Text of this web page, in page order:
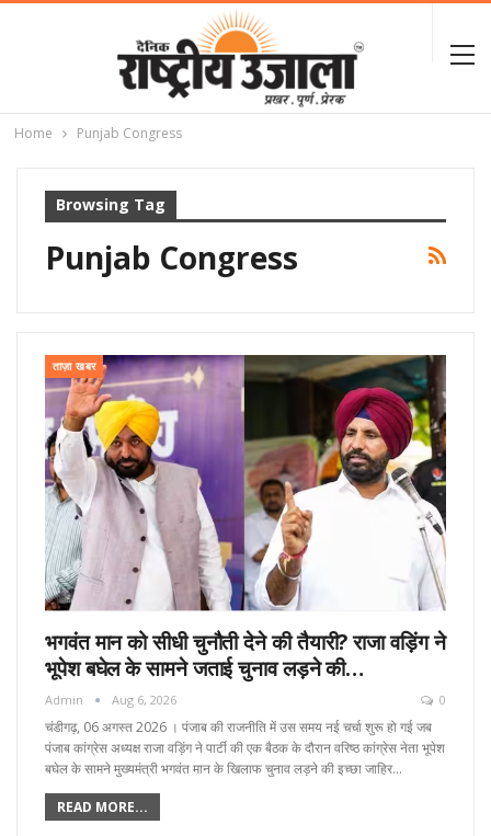
Home Punjab Congress
Browsing Tag
Punjab Congress
ताज़ा खबर
भगवंत मान को सीधी चुनौती देने की तैयारी? राजा वड़िंग ने
भूपेश बघेल के सामने जताई चुनाव लड़ने की…
Admin Aug 6, 2026 0
चंडीगढ़, 06 अगस्त 2026 । पंजाब की राजनीति में उस समय नई चर्चा शुरू हो गई जब
पंजाब कांग्रेस अध्यक्ष राजा वड़िंग ने पार्टी की एक बैठक के दौरान वरिष्ठ कांग्रेस नेता भूपेश
बघेल के सामने मुख्यमंत्री भगवंत मान के खिलाफ चुनाव लड़ने की इच्छा जाहिर…
READ MORE...